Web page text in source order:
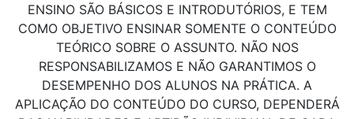
ENSINO SÃO BÁSICOS E INTRODUTÓRIOS, E TEM
COMO OBJETIVO ENSINAR SOMENTE O CONTEÚDO
TEÓRICO SOBRE O ASSUNTO. NÃO NOS
RESPONSABILIZAMOS E NÃO GARANTIMOS O
DESEMPENHO DOS ALUNOS NA PRÁTICA. A
APLICAÇÃO DO CONTEÚDO DO CURSO, DEPENDERÁ